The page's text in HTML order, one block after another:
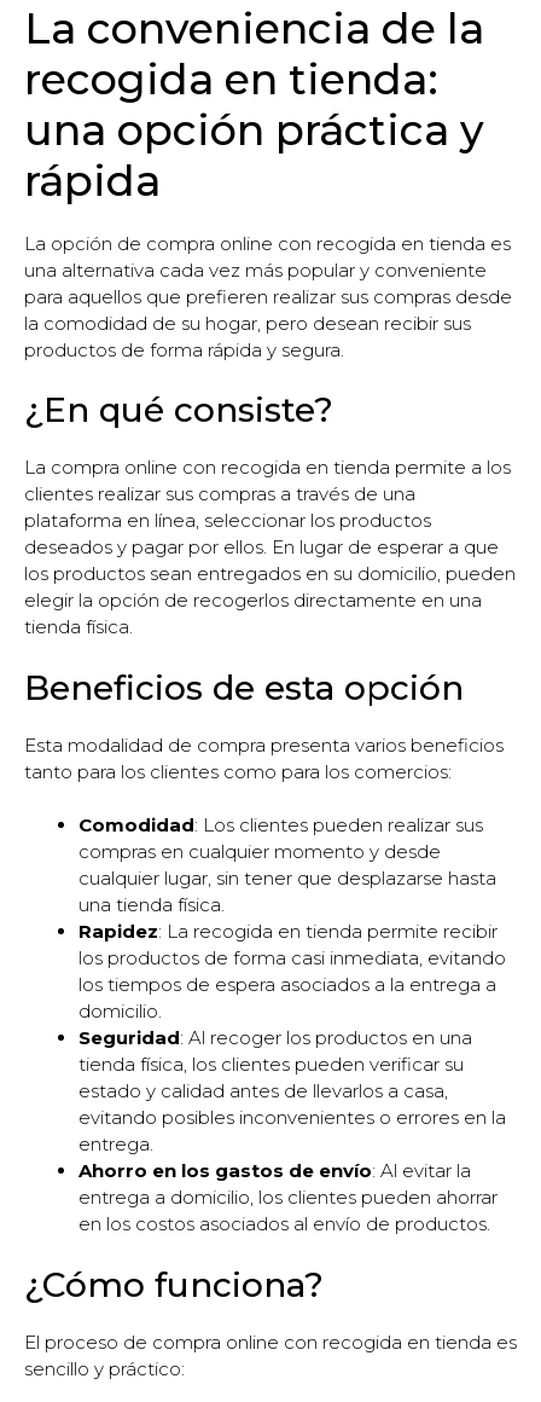
La conveniencia de la
recogida en tienda:
una opción práctica y
rápida
La opción de compra online con recogida en tienda es
una alternativa cada vez más popular y conveniente
para aquellos que prefieren realizar sus compras desde
la comodidad de su hogar, pero desean recibir sus
productos de forma rápida y segura.
¿En qué consiste?
La compra online con recogida en tienda permite a los
clientes realizar sus compras a través de una
plataforma en línea, seleccionar los productos
deseados y pagar por ellos. En lugar de esperar a que
los productos sean entregados en su domicilio, pueden
elegir la opción de recogerlos directamente en una
tienda física.
Beneficios de esta opción
Esta modalidad de compra presenta varios beneficios
tanto para los clientes como para los comercios:
Comodidad: Los clientes pueden realizar sus
compras en cualquier momento y desde
cualquier lugar, sin tener que desplazarse hasta
una tienda física.
Rapidez: La recogida en tienda permite recibir
los productos de forma casi inmediata, evitando
los tiempos de espera asociados a la entrega a
domicilio.
Seguridad: Al recoger los productos en una
tienda física, los clientes pueden verificar su
estado y calidad antes de llevarlos a casa,
evitando posibles inconvenientes o errores en la
entrega.
Ahorro en los gastos de envío: Al evitar la
entrega a domicilio, los clientes pueden ahorrar
en los costos asociados al envío de productos.
¿Cómo funciona?
El proceso de compra online con recogida en tienda es
sencillo y práctico: